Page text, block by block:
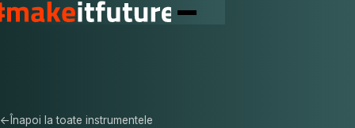
← Înapoi la toate instrumentele